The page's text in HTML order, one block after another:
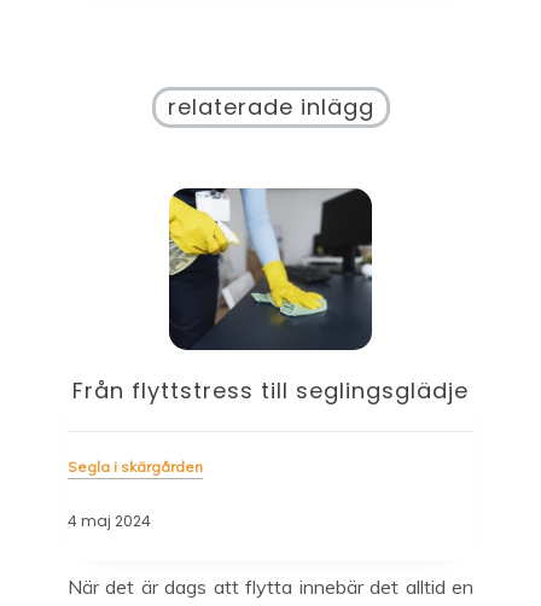
relaterade inlägg
Från flyttstress till seglingsglädje
Segla i skärgården
4 maj 2024
När det är dags att flytta innebär det alltid en